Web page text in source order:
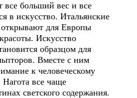
все больший вес и все
в искусство. Итальянские
для Европы
Искусство
образцом для
Вместе с ним
к человеческому
Нагота все чаще
светского содержания.